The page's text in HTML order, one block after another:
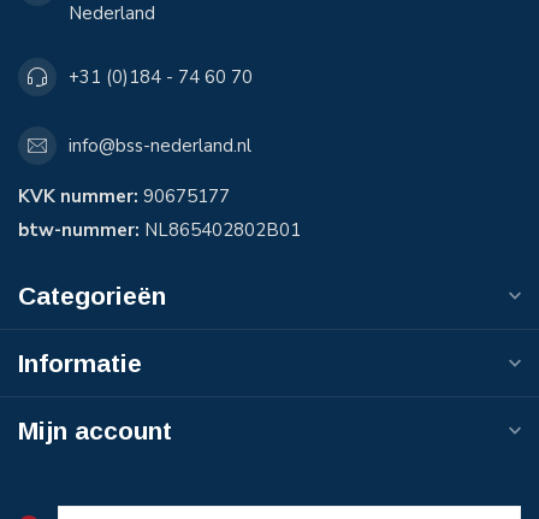
Nederland
+31 (0)184 - 74 60 70
info@bss-nederland.nl
KVK nummer: 90675177
btw-nummer: NL865402802B01
Categorieën
Informatie
Mijn account